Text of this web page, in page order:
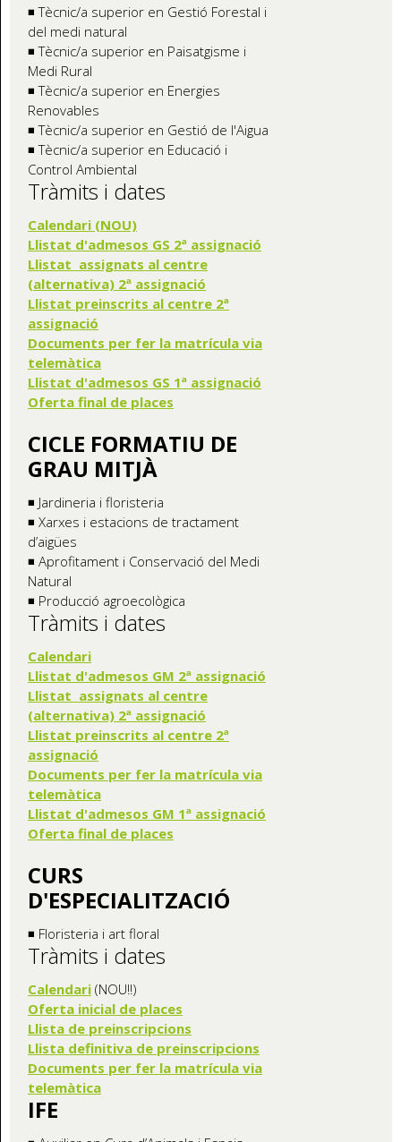
◾ Tècnic/a superior en Gestió Forestal i
del medi natural
◾ Tècnic/a superior en Paisatgisme i
Medi Rural
◾ Tècnic/a superior en Energies
Renovables
◾ Tècnic/a superior en Gestió de l'Aigua
◾ Tècnic/a superior en Educació i
Control Ambiental
Tràmits i dates
Calendari (NOU)
Llistat d'admesos GS 2ª assignació
Llistat assignats al centre
(alternativa) 2ª assignació
Llistat preinscrits al centre 2ª
assignació
Documents per fer la matrícula via
telemàtica
Llistat d'admesos GS 1ª assignació
Oferta final de places
CICLE FORMATIU DE
GRAU MITJÀ
◾ Jardineria i floristeria
◾ Xarxes i estacions de tractament
d’aigües
◾ Aprofitament i Conservació del Medi
Natural
◾ Producció agroecològica
Tràmits i dates
Calendari
Llistat d'admesos GM 2ª assignació
Llistat assignats al centre
(alternativa) 2ª assignació
Llistat preinscrits al centre 2ª
assignació
Documents per fer la matrícula via
telemàtica
Llistat d'admesos GM 1ª assignació
Oferta final de places
CURS
D'ESPECIALITZACIÓ
◾ Floristeria i art floral
Tràmits i dates
Calendari (NOU!!)
Oferta inicial de places
Llista de preinscripcions
Llista definitiva de preinscripcions
Documents per fer la matrícula via
telemàtica
IFE